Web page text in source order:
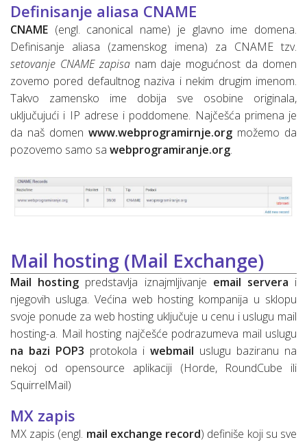
Definisanje aliasa CNAME
CNAME (engl. canonical name) je glavno ime domena.
Definisanje aliasa (zamenskog imena) za CNAME tzv.
setovanje CNAME zapisanam daje mogućnost da domen
zovemo pored defaultnog naziva i nekim drugim imenom.
Takvo zamensko ime dobija sve osobine originala,
uključujući i IP adrese i poddomene. Najčešća primena je
da naš domen www.webprogramirnje.org možemo da
pozovemo samo sa webprogramiranje.org.
Mail hosting (Mail Exchange)
Mail hosting predstavlja iznajmljivanje email servera i
njegovih usluga. Većina web hosting kompanija u sklopu
svoje ponude za web hosting uključuje u cenu i uslugu mail
hosting-a. Mail hosting najčešće podrazumeva mail uslugu
na bazi POP3 protokola i webmail uslugu baziranu na
nekoj od opensource aplikaciji (Horde, RoundCube ili
SquirrelMail)
MX zapis
MX zapis (engl. mail exchange record) definiše koji su sve